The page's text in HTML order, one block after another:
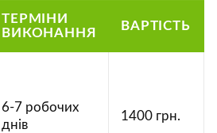
ТЕРМІНИ
ВИКОНАННЯ
ВАРТІСТЬ
6-7 робочих
днів
1400 грн.